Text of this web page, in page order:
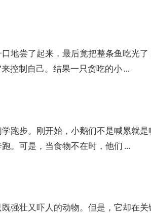
地尝了起来，最后竟把整条鱼吃光
控制自己。结果一只贪吃的小 ...
跑步。刚开始，小鹅们不是喊累就
。可是，当食物不在时，他们 ...
强壮又吓人的动物。但是，它却在